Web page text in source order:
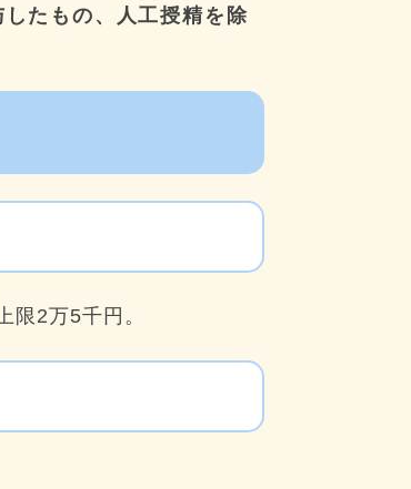
たもの、人工授精を除
2万5千円。